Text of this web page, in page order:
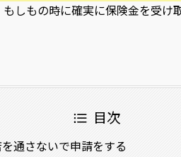
しもの時に確実に保険金を受
目次
通さないで申請をする